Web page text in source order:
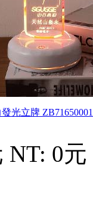
光立牌 ZB71650001
NT: 0元